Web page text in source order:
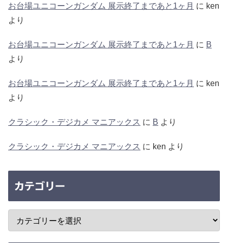
お台場ユニコーンガンダム 展示終了まであと1ヶ月 に ken
より
お台場ユニコーンガンダム 展示終了まであと1ヶ月 に B
より
お台場ユニコーンガンダム 展示終了まであと1ヶ月 に ken
より
クラシック・デジカメ マニアックス に B より
クラシック・デジカメ マニアックス に ken より
カテゴリー